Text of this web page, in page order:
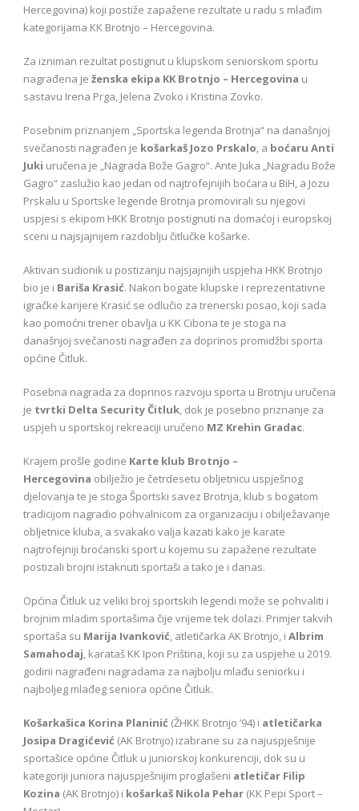
Hercegovina) koji postiže zapažene rezultate u radu s mlađim
kategorijama KK Brotnjo – Hercegovina.
Za izniman rezultat postignut u klupskom seniorskom sportu
nagrađena je ženska ekipa KK Brotnjo – Hercegovina u
sastavu Irena Prga, Jelena Zvoko i Kristina Zovko.
Posebnim priznanjem „Sportska legenda Brotnja“ na današnjoj
svečanosti nagrađen je košarkaš Jozo Prskalo , a boćaru Anti
Juki uručena je „Nagrada Bože Gagro“. Ante Juka „Nagradu Bože
Gagro“ zaslužio kao jedan od najtrofejnijih boćara u BiH, a Jozu
Prskalu u Sportske legende Brotnja promovirali su njegovi
uspjesi s ekipom HKK Brotnjo postignuti na domaćoj i europskoj
sceni u najsjajnijem razdoblju čitlučke košarke.
Aktivan sudionik u postizanju najsjajnijih uspjeha HKK Brotnjo
bio je i Bariša Krasić. Nakon bogate klupske i reprezentativne
igračke karijere Krasić se odlučio za trenerski posao, koji sada
kao pomoćni trener obavlja u KK Cibona te je stoga na
današnjoj svečanosti nagrađen za doprinos promidžbi sporta
općine Čitluk.
Posebna nagrada za doprinos razvoju sporta u Brotnju uručena
je tvrtki Delta Security Čitluk , dok je posebno priznanje za
uspjeh u sportskoj rekreaciji uručeno MZ Krehin Gradac.
Krajem prošle godine Karte klub Brotnjo –
Hercegovina obilježio je četrdesetu obljetnicu uspješnog
djelovanja te je stoga Športski savez Brotnja, klub s bogatom
tradicijom nagradio pohvalnicom za organizaciju i obilježavanje
obljetnice kluba, a svakako valja kazati kako je karate
najtrofejniji broćanski sport u kojemu su zapažene rezultate
postizali brojni istaknuti sportaši a tako je i danas.
Općina Čitluk uz veliki broj sportskih legendi može se pohvaliti i
brojnim mladim sportašima čije vrijeme tek dolazi. Primjer takvih
sportaša su Marija Ivanković , atletičarka AK Brotnjo, i Albrim
Samahodaj , karataš KK Ipon Priština, koji su za uspjehe u 2019.
godini nagrađeni nagradama za najbolju mlađu seniorku i
najboljeg mlađeg seniora općine Čitluk.
Košarkašica Korina Planinić (ŽHKK Brotnjo ’94) i atletičarka
Josipa Dragićević (AK Brotnjo) izabrane su za najuspješnije
sportašice općine Čitluk u juniorskoj konkurenciji, dok su u
kategoriji juniora najuspješnijim proglašeni atletičar Filip
Kozina (AK Brotnjo) i košarkaš Nikola Pehar (KK Pepi Sport –